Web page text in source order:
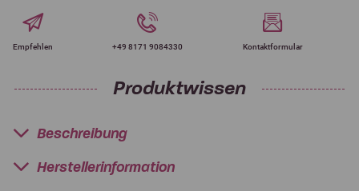
Empfehlen +49 8171 9084330 Kontaktformular
Produktwissen
Beschreibung
Herstellerinformation